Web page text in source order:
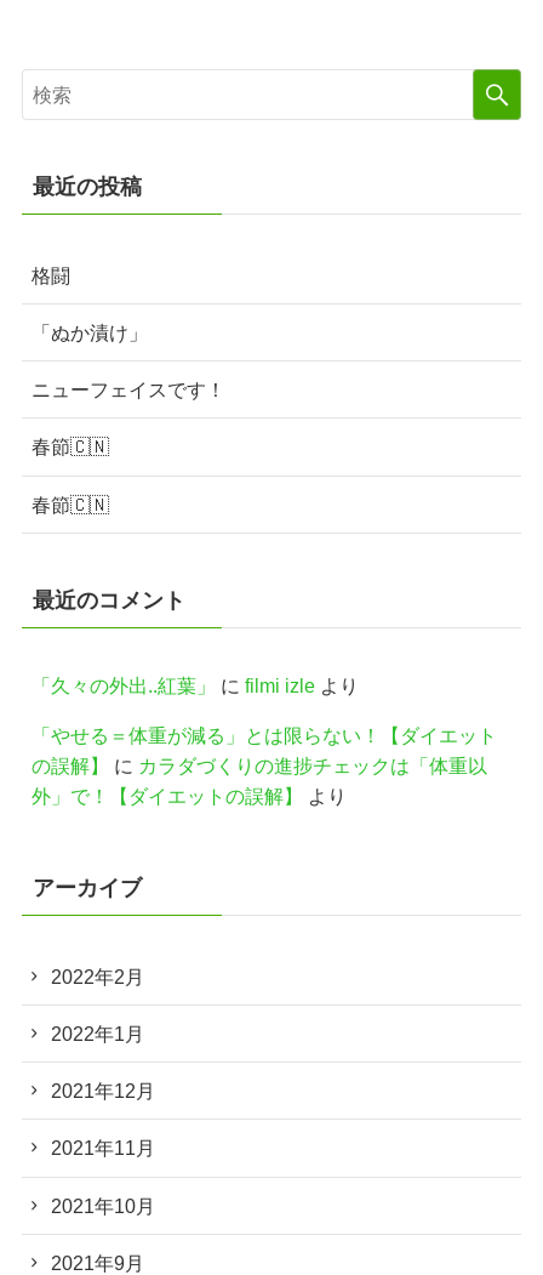
最近の投稿
格闘
「ぬか漬け」
ニューフェイスです！
春節🇨🇳
春節🇨🇳
最近のコメント
「久々の外出..紅葉」 に filmi izleより
「やせる＝体重が減る」とは限らない！【ダイエット
の誤解】
に カラダづくりの進捗チェックは「体重以
外」で！【ダイエットの誤解】
より
アーカイブ
2022年2月
2022年1月
2021年12月
2021年11月
2021年10月
2021年9月